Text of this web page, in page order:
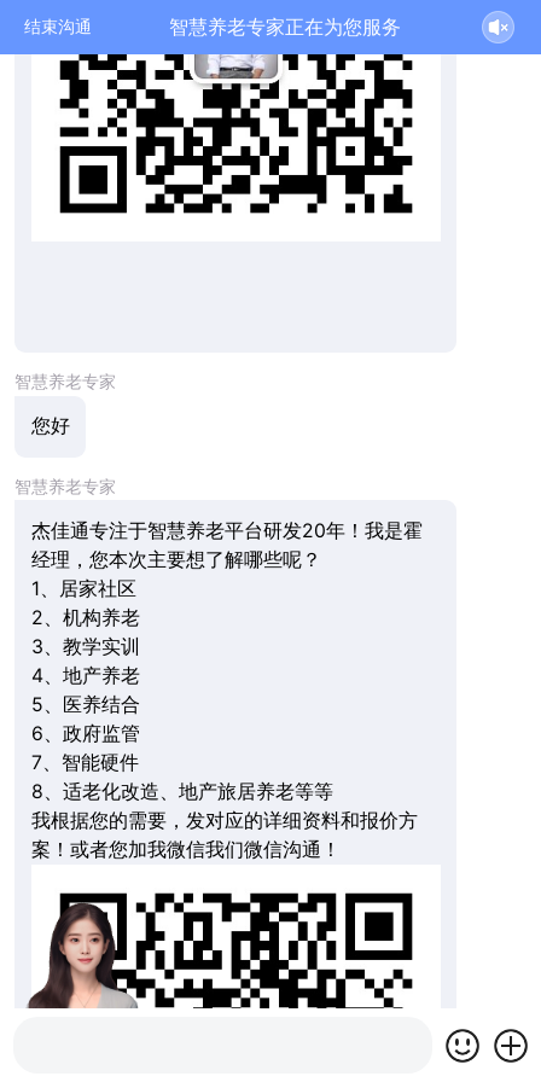
结束沟通 智慧养老专家正在为您服务
智慧养老专家
您好
智慧养老专家
杰佳通专注于智慧养老平台研发20年！我是霍
经理，您本次主要想了解哪些呢？
1、居家社区
2、机构养老
3、教学实训
4、地产养老
5、医养结合
6、政府监管
7、智能硬件
8、适老化改造、地产旅居养老等等
我根据您的需要，发对应的详细资料和报价方
案！或者您加我微信我们微信沟通！